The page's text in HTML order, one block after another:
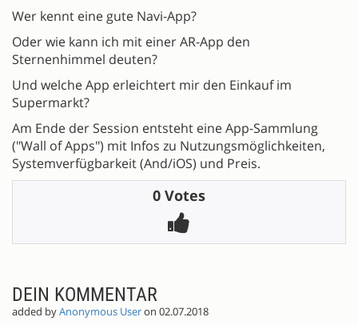
Wer kennt eine gute Navi-App?
Oder wie kann ich mit einer AR-App den
Sternenhimmel deuten?
Und welche App erleichtert mir den Einkauf im
Supermarkt?
Am Ende der Session entsteht eine App-Sammlung
("Wall of Apps") mit Infos zu Nutzungsmöglichkeiten,
Systemverfügbarkeit (And/iOS) und Preis.
0 Votes
DEIN KOMMENTAR
added byAnonymous Useron 02.07.2018